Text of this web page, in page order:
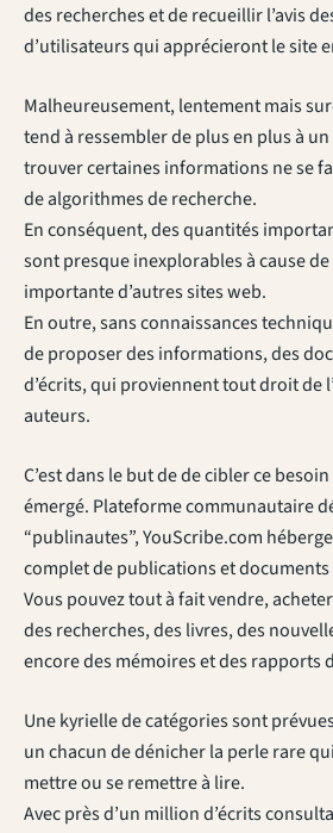
des recherches et de recueillir l’avis
d’utilisateurs qui apprécieront le site
Malheureusement, lentement mais
tend à ressembler de plus en plus à
trouver certaines informations ne se
de algorithmes de recherche.
En conséquent, des quantités
sont presque inexplorables à cause
importante d’autres sites web.
En outre, sans connaissances
de proposer des informations, des
d’écrits, qui proviennent tout droit de
auteurs.
C’est dans le but de de cibler ce
émergé. Plateforme communautaire
“publinautes”, YouScribe.com
complet de publications et
Vous pouvez tout à fait vendre,
des recherches, des livres, des
encore des mémoires et des rapports
Une kyrielle de catégories sont
un chacun de dénicher la perle rare
mettre ou se remettre à lire.
Avec près d’un million d’écrits